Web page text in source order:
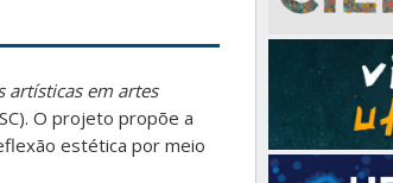
artísticas em artes
O projeto propõe a
estética por meio